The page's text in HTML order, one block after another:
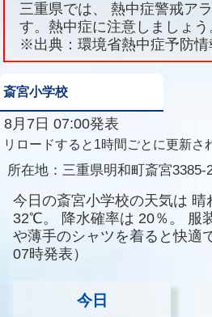
三重県では、 熱中症警戒ア
す。熱中症に注意しましょう
※出典：環境省熱中症予防情
斎宮小学校
8月7日 07:00発表
リロードすると1時間ごとに更新さ
所在地： 三重県明和町斎宮3385-
今日の斎宮小学校の天気は 晴
32℃。
降水確率は 20％。 服
や薄手のシャツを着ると快適
07時発表）
今日